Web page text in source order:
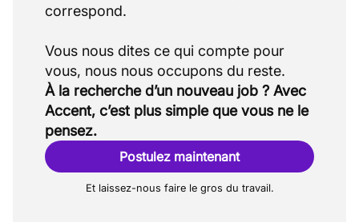
correspond.
Vous nous dites ce qui compte pour
À la recherche d’un nouveau job ? Avec
Accent, c’est plus simple que vous ne le
pensez.
Postulez maintenant
Et laissez-nous faire le gros du travail.